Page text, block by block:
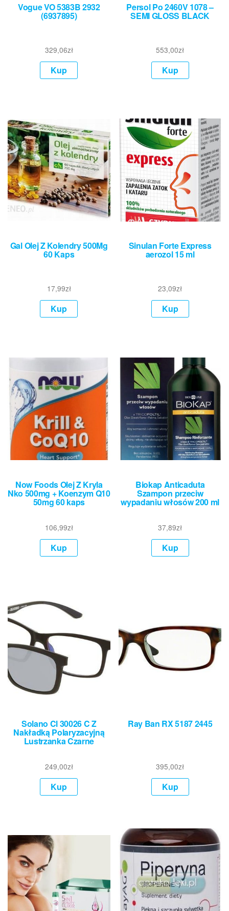
Vogue VO 5383B 2932
(6937895)
329,06zł
Kup
Persol Po 2460V 1078 –
SEMI GLOSS BLACK
553,00zł
Kup
Gal Olej Z Kolendry 500Mg
60 Kaps
17,99zł
Kup
Sinulan Forte Express
aerozol 15 ml
23,09zł
Kup
Now Foods Olej Z Kryla
Nko 500mg + Koenzym Q10
50mg 60 kaps
106,99zł
Kup
Biokap Anticaduta
Szampon przeciw
wypadaniu włosów 200 ml
37,89zł
Kup
Solano Cl 30026 C Z
Nakładką Polaryzacyjną
Lustrzanka Czarne
249,00zł
Kup
Ray Ban RX 5187 2445
395,00zł
Kup